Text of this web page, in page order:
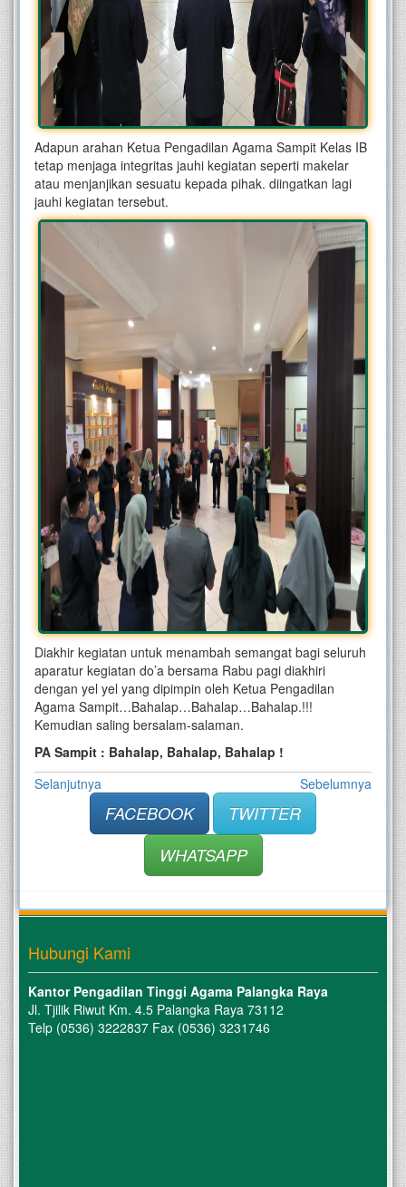
Adapun arahan Ketua Pengadilan Agama Sampit Kelas IB
tetap menjaga integritas jauhi kegiatan seperti makelar
atau menjanjikan sesuatu kepada pihak. diingatkan lagi
jauhi kegiatan tersebut.
Diakhir kegiatan untuk menambah semangat bagi seluruh
aparatur kegiatan do’a bersama Rabu pagi diakhiri
dengan yel yel yang dipimpin oleh Ketua Pengadilan
Agama Sampit…Bahalap…Bahalap…Bahalap.!!!
Kemudian saling bersalam-salaman.
PA Sampit : Bahalap, Bahalap, Bahalap !
Selanjutnya
Sebelumnya
FACEBOOK
TWITTER
WHATSAPP
Hubungi Kami
Kantor Pengadilan Tinggi Agama Palangka Raya
Jl. Tjilik Riwut Km. 4.5 Palangka Raya 73112
Telp (0536) 3222837 Fax (0536) 3231746